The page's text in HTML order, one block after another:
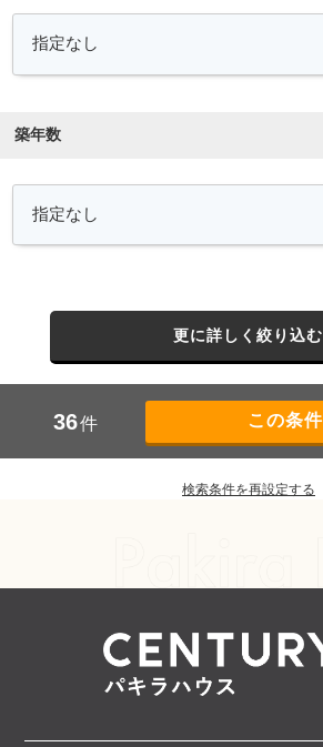
築年数
更に詳しく絞り込む
36件
検索条件を再設定する